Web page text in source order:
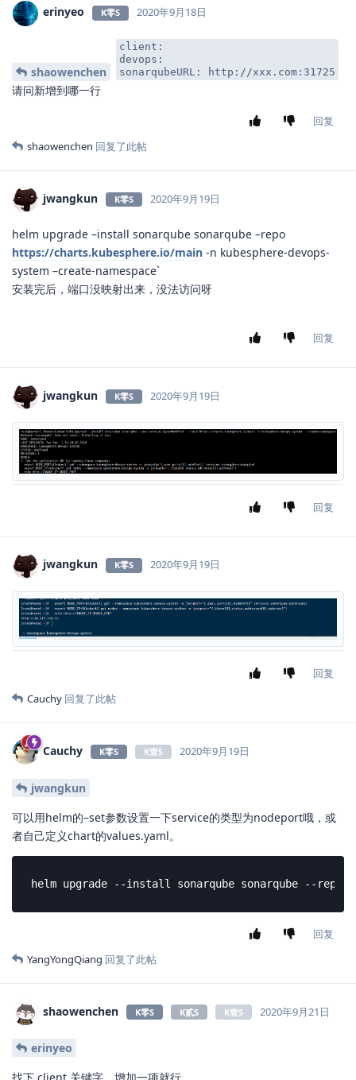
erinyeo K零S 2020年9月18日
shaowenchen
client:
devops:
sonarqubeURL: http://xxx.com:31725
请问新增到哪一行
回复
shaowenchen 回复了此帖
jwangkun K零S 2020年9月19日
helm upgrade –install sonarqube sonarqube –repo
https://charts.kubesphere.io/main -n kubesphere-devops-
system –create-namespace`
安装完后，端口没映射出来，没法访问呀
回复
jwangkun K零S 2020年9月19日
回复
jwangkun K零S 2020年9月19日
回复
Cauchy 回复了此帖
Cauchy K零S K壹S 2020年9月19日
jwangkun
可以用helm的–set参数设置一下service的类型为nodeport哦，或
者自己定义chart的values.yaml。
helm upgrade --install sonarqube sonarqube --repo
回复
YangYongQiang 回复了此帖
shaowenchen K零S K贰S K壹S 2020年9月21日
erinyeo